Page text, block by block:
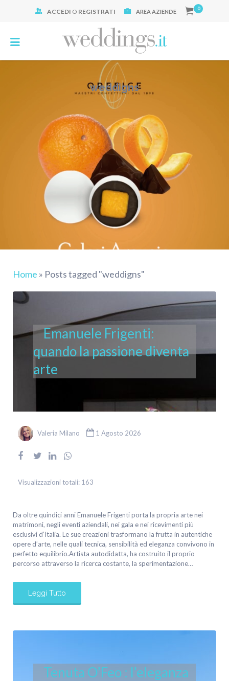
ACCEDI O REGISTRATI AREA AZIENDE 0
weddigns
Home » Posts tagged "weddigns"
Emanuele Frigenti:
quando la passione diventa
arte
Valeria Milano 1 Agosto 2026
Visualizzazioni totali: 163
Da oltre quindici anni Emanuele Frigenti porta la propria arte nei
matrimoni, negli eventi aziendali, nei gala e nei ricevimenti più
esclusivi d’Italia. Le sue creazioni trasformano la frutta in autentiche
opere d’arte, nelle quali tecnica, sensibilità ed eleganza convivono in
perfetto equilibrio.Artista autodidatta, ha costruito il proprio
percorso attraverso la ricerca costante, la sperimentazione…
Leggi Tutto
Tenuta O’Feo : l’eleganza